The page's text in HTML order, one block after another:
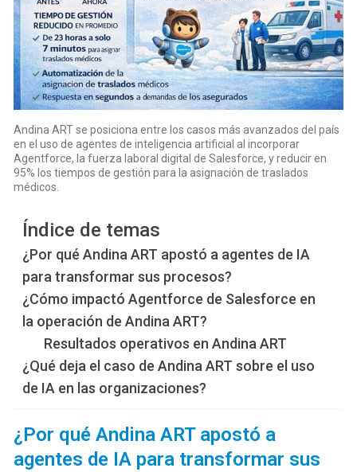
Andina ART se posiciona entre los casos más avanzados del país
en el uso de agentes de inteligencia artificial al incorporar
Agentforce, la fuerza laboral digital de Salesforce, y reducir en
95% los tiempos de gestión para la asignación de traslados
médicos.
Índice de temas
¿Por qué Andina ART apostó a agentes de IA
para transformar sus procesos?
¿Cómo impactó Agentforce de Salesforce en
la operación de Andina ART?
Resultados operativos en Andina ART
¿Qué deja el caso de Andina ART sobre el uso
de IA en las organizaciones?
¿Por qué Andina ART apostó a
agentes de IA para transformar sus